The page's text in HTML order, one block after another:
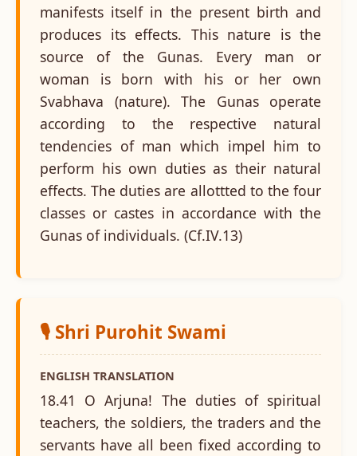
manifests itself in the present birth and
produces its effects. This nature is the
source of the Gunas. Every man or
woman is born with his or her own
Svabhava (nature). The Gunas operate
according to the respective natural
tendencies of man which impel him to
perform his own duties as their natural
effects. The duties are allottted to the four
classes or castes in accordance with the
Gunas of individuals. (Cf.IV.13)
🎙️ Shri Purohit Swami
ENGLISH TRANSLATION
18.41 O Arjuna! The duties of spiritual
teachers, the soldiers, the traders and the
servants have all been fixed according to